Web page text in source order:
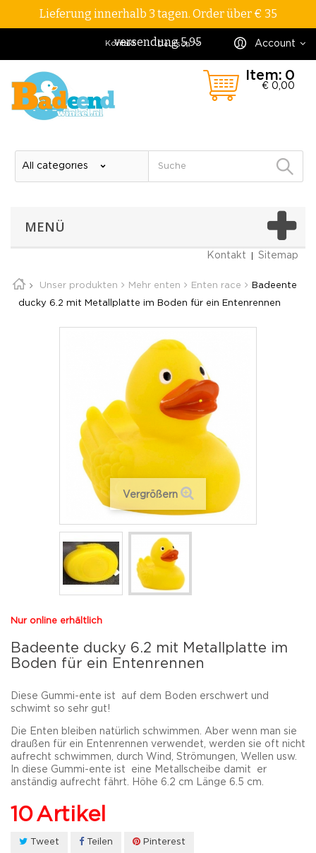
Lieferung innerhalb 3 tagen. Order über € 35
versendung 5,95 Account
Deutsch
Kontakt
Item: 0
€ 0,00
MENÜ
Kontakt Sitemap
Unser produkten Mehr enten Enten race Badeente
ducky 6.2 mit Metallplatte im Boden für ein Entenrennen
Vergrößern
Nur online erhältlich
Badeente ducky 6.2 mit Metallplatte im
Boden für ein Entenrennen
Diese Gummi-ente ist auf dem Boden erschwert und
schwimt so sehr gut!
Die Enten bleiben natürlich schwimmen. Aber wenn man sie
draußen für ein Entenrennen verwendet, werden sie oft nicht
aufrecht schwimmen, durch Wind, Strömungen, Wellen usw.
In diese Gummi-ente ist eine Metallscheibe damit er
anständig aufrecht fährt.
Höhe 6.2 cm Länge 6.5 cm.
10Artikel
Tweet Teilen Pinterest